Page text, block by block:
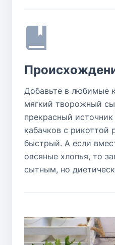
Добавьте в любимые
мягкий творожный
прекрасный
кабачков с рикоттой
быстрый. А если
овсяные хлопья, то
сытным, но